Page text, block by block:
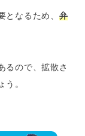
なるため、 弁
るので、拡散さ
う。